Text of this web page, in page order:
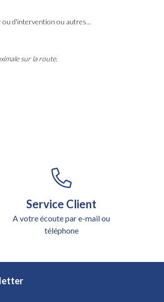
ou d'intervention ou autres...
sur la route.
Service Client
A votre écoute par e-mail ou
téléphone